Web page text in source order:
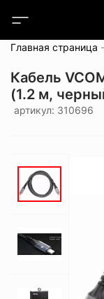
Главная страница
Кабель
(1.2 м,
артикул: 310696